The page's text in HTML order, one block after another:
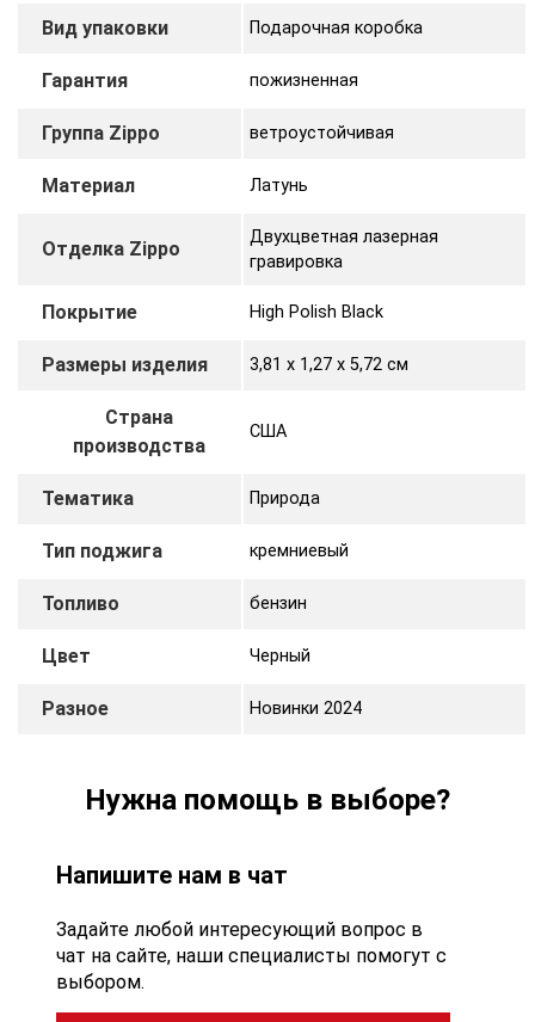
Вид упаковки Подарочная коробка
Гарантия пожизненная
Группа Zippo ветроустойчивая
Материал Латунь
Отделка Zippo
Двухцветная лазерная
гравировка
Покрытие High Polish Black
Размеры изделия 3,81 х 1,27 x 5,72 cм
Страна
производства
США
Тематика Природа
Тип поджига кремниевый
Топливо бензин
Цвет Черный
Разное Новинки 2024
Нужна помощь в выборе?
Напишите нам в чат
Задайте любой интересующий вопрос в
чат на сайте, наши специалисты помогут с
выбором.